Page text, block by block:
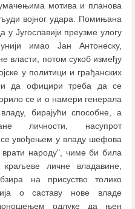
мотива и планова
војног удара. Помињана
Југославији преузме улогу
имао Јан Антонеску,
власти, потом сукоб између
у политици и грађанских
да официри треба да се
се и о намери генерала
бирајући способне, а
личности, насупрот
увођењем у владу шефова
врати народу", чиме би била
личне владавине,
на присуство толико
о саставу нове владе
одлуке да њен